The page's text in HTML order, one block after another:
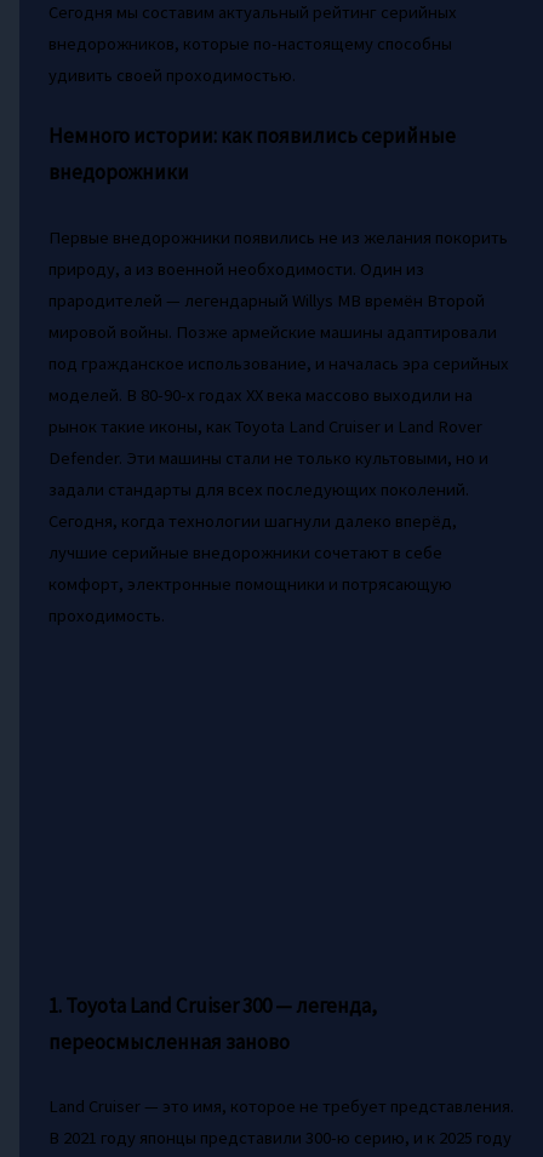
Сегодня мы составим актуальный рейтинг серийных
внедорожников, которые по-настоящему способны
удивить своей проходимостью.
Немного истории: как появились серийные
внедорожники
Первые внедорожники появились не из желания покорить
природу, а из военной необходимости. Один из
прародителей — легендарный Willys MB времён Второй
мировой войны. Позже армейские машины адаптировали
под гражданское использование, и началась эра серийных
моделей. В 80-90-х годах XX века массово выходили на
рынок такие иконы, как Toyota Land Cruiser и Land Rover
Defender. Эти машины стали не только культовыми, но и
задали стандарты для всех последующих поколений.
Сегодня, когда технологии шагнули далеко вперёд,
лучшие серийные внедорожники сочетают в себе
комфорт, электронные помощники и потрясающую
проходимость.
1. Toyota Land Cruiser 300 — легенда,
переосмысленная заново
Land Cruiser — это имя, которое не требует представления.
В 2021 году японцы представили 300-ю серию, и к 2025 году